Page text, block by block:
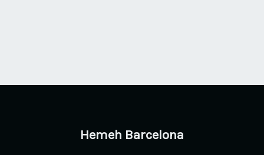
Hemeh Barcelona